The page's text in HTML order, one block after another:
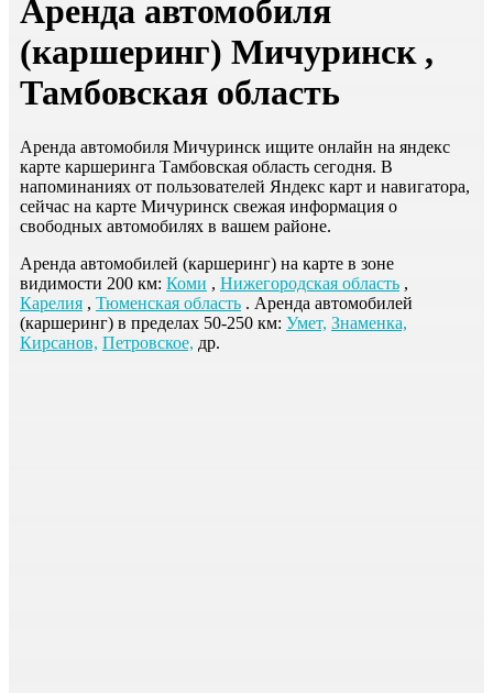
Аренда автомобиля
(каршеринг) Мичуринск ,
Тамбовская область
Аренда автомобиля Мичуринск ищите онлайн на яндекс
карте каршеринга Тамбовская область сегодня. В
напоминаниях от пользователей Яндекс карт и навигатора,
сейчас на карте Мичуринск свежая информация о
свободных автомобилях в вашем районе.
Аренда автомобилей (каршеринг) на карте в зоне
видимости 200 км: Коми , Нижегородская область ,
Карелия , Тюменская область . Аренда автомобилей
(каршеринг) в пределах 50-250 км: Умет, Знаменка,
Кирсанов, Петровское, др.